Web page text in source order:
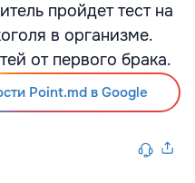
пройдет тест на
в организме.
от первого брака.
Point.md в Google